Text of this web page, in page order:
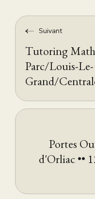
Suivant
Tutoring
Parc/Louis-Le-
Grand/
Portes
d'Orliac ••